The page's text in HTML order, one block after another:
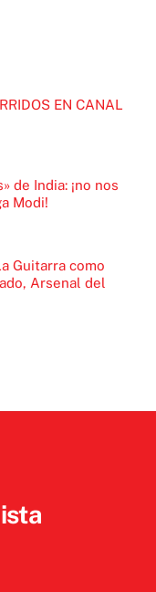
EN CANAL
de India: ¡no nos
Modi!
Guitarra como
Arsenal del